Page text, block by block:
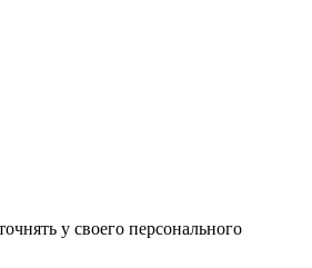
у своего персонального